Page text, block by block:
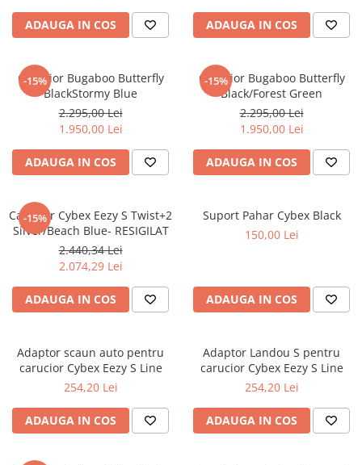
ADAUGA IN COS ADAUGA IN COS
-15%
Carucior Bugaboo Butterfly
BlackStormy Blue
2.295,00 Lei
1.950,00 Lei
ADAUGA IN COS
-15%
Carucior Bugaboo Butterfly
Black/Forest Green
2.295,00 Lei
1.950,00 Lei
ADAUGA IN COS
-15%
Carucior Cybex Eezy S Twist+2
Silver/Beach Blue- RESIGILAT
2.440,34 Lei
2.074,29 Lei
ADAUGA IN COS
Suport Pahar Cybex Black
150,00 Lei
ADAUGA IN COS
Adaptor scaun auto pentru
carucior Cybex Eezy S Line
254,20 Lei
ADAUGA IN COS
Adaptor Landou S pentru
carucior Cybex Eezy S Line
254,20 Lei
ADAUGA IN COS